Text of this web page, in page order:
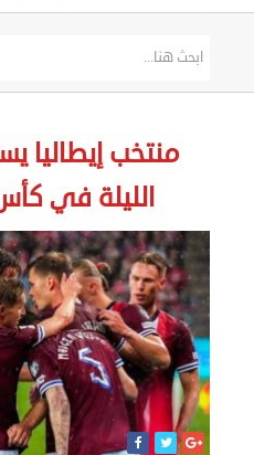
الرئيسية
مصر
منتخب إيطاليا
الليلة في كأس